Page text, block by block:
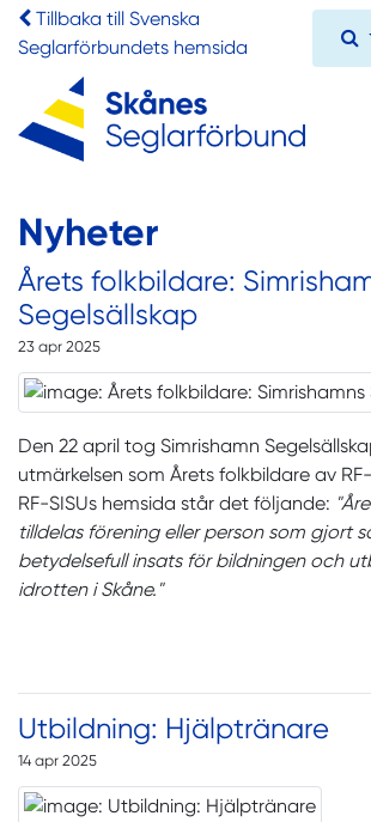
Tillbaka till Svenska
Seglarförbundets hemsida
Nyheter
Årets folkbildare:
Segelsällskap
23 apr 2025
Den 22 april tog Simrishamn
utmärkelsen som Årets folkbildare av RF-
RF-SISUs hemsida står det följande:
tilldelas förening eller person som gjort
betydelsefull insats för bildningen och
idrotten i Skåne."
Utbildning: Hjälptränare
14 apr 2025